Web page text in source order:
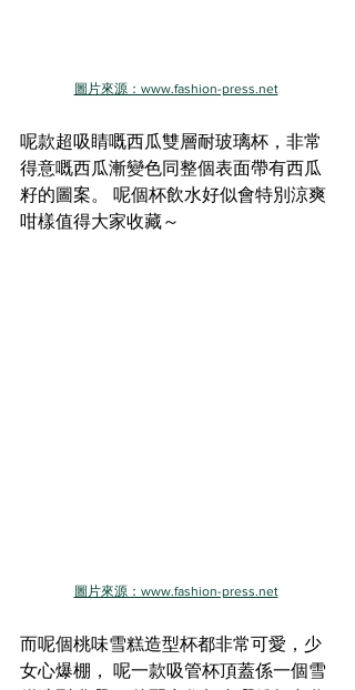
圖片來源：www.fashion-press.net
呢款超吸睛嘅西瓜雙層耐玻璃杯，非常
得意嘅西瓜漸變色同整個表面帶有西瓜
籽的圖案。 呢個杯飲水好似會特別涼爽
咁樣值得大家收藏～
圖片來源：www.fashion-press.net
而呢個桃味雪糕造型杯都非常可愛，少
女心爆棚， 呢一款吸管杯頂蓋係一個雪